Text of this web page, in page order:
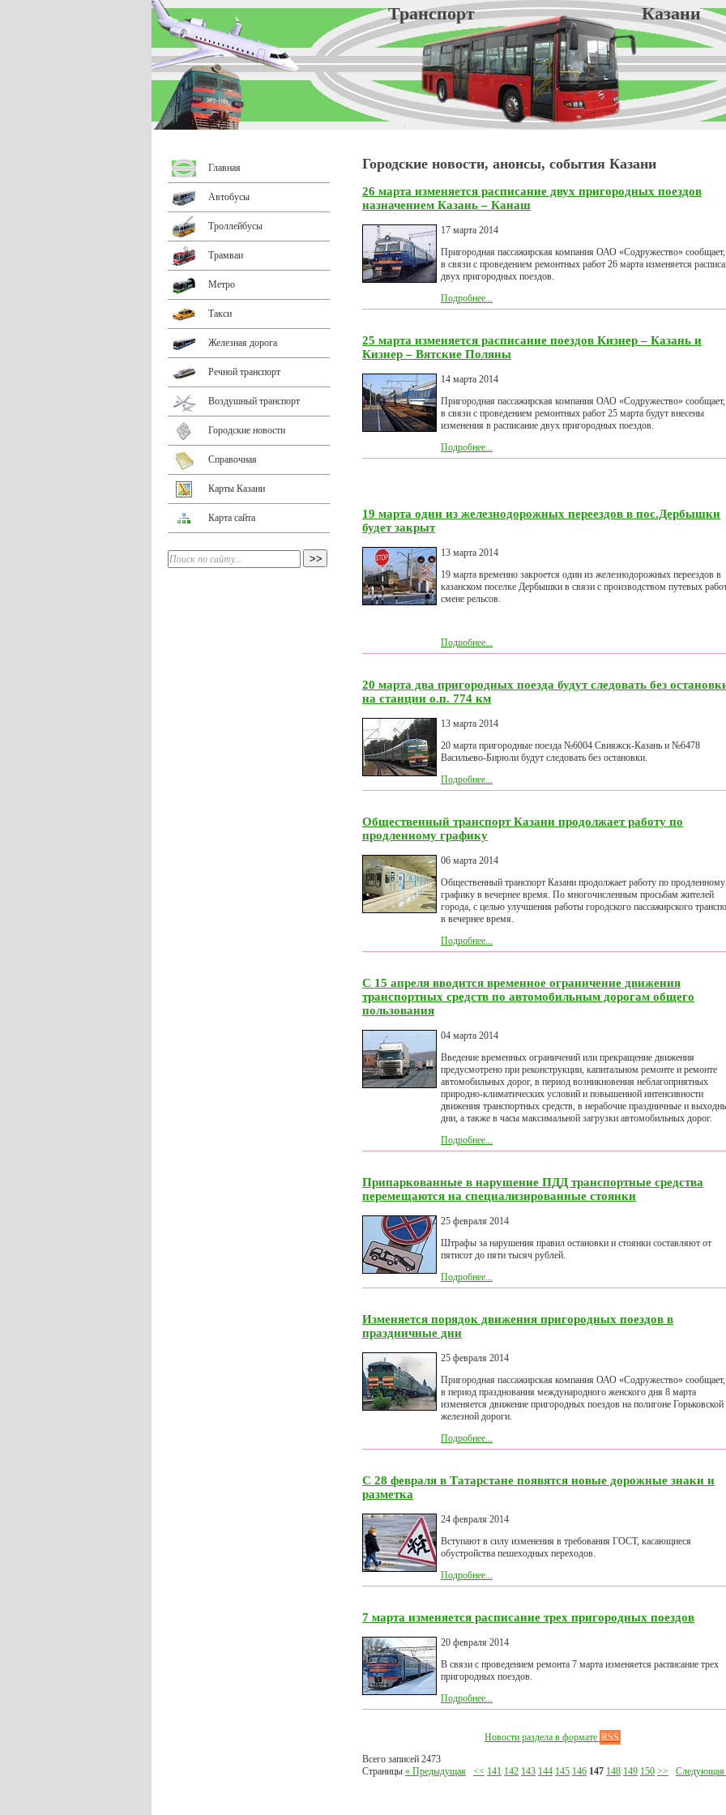
Транспорт Казани
Главная
Автобусы
Троллейбусы
Трамваи
Метро
Такси
Железная дорога
Речной транспорт
Воздушный транспорт
Городские новости
Справочная
Карты Казани
Карта сайта
Городские новости, анонсы, события Казани
26 марта изменяется расписание двух пригородных поездов
назначением Казань – Канаш
17 марта 2014
Пригородная пассажирская компания ОАО «Содружество»
в связи с проведением ремонтных работ 26 марта изменяется
двух пригородных поездов.
Подробнее...
25 марта изменяется расписание поездов Кизнер – Казань и
Кизнер – Вятские Поляны
14 марта 2014
Пригородная пассажирская компания ОАО «Содружество»
в связи с проведением ремонтных работ 25 марта будут внесены
изменения в расписание двух пригородных поездов.
Подробнее...
19 марта один из железнодорожных переездов в пос.Дербышки
будет закрыт
13 марта 2014
19 марта временно закроется один из железнодорожных переездов в
казанском поселке Дербышки в связи с производством путевых
смене рельсов.
Подробнее...
20 марта два пригородных поезда будут следовать без
на станции о.п. 774 км
13 марта 2014
20 марта пригородные поезда №6004 Свияжск-Казань и №6478
Васильево-Бирюли будут следовать без остановки.
Подробнее...
Общественный транспорт Казани продолжает работу по
продленному графику
06 марта 2014
Общественный транспорт Казани продолжает работу по продленному
графику в вечернее время. По многочисленным просьбам жителей
города, с целью улучшения работы городского пассажирского
в вечернее время.
Подробнее...
С 15 апреля вводится временное ограничение движения
транспортных средств по автомобильным дорогам общего
пользования
04 марта 2014
Введение временных ограничений или прекращение движения
предусмотрено при реконструкции, капитальном ремонте и ремонте
автомобильных дорог, в период возникновения неблагоприятных
природно-климатических условий и повышенной интенсивности
движения транспортных средств, в нерабочие праздничные и
дни, а также в часы максимальной загрузки автомобильных дорог.
Подробнее...
Припаркованные в нарушение ПДД транспортные средства
перемещаются на специализированные стоянки
25 февраля 2014
Штрафы за нарушения правил остановки и стоянки составляют от
пятисот до пяти тысяч рублей.
Подробнее...
Изменяется порядок движения пригородных поездов в
праздничные дни
25 февраля 2014
Пригородная пассажирская компания ОАО «Содружество»
в период празднования международного женского дня 8 марта
изменяется движение пригородных поездов на полигоне Горьковской
железной дороги.
Подробнее...
С 28 февраля в Татарстане появятся новые дорожные знаки и
разметка
24 февраля 2014
Вступают в силу изменения в требования ГОСТ, касающиеся
обустройства пешеходных переходов.
Подробнее...
7 марта изменяется расписание трех пригородных поездов
20 февраля 2014
В связи с проведением ремонта 7 марта изменяется расписание трех
пригородных поездов.
Подробнее...
Новости раздела в формате RSS
Всего записей 2473
Страницы « Предыдущая << 141 142 143 144 145 146 147 148 149 150 >> Следующая